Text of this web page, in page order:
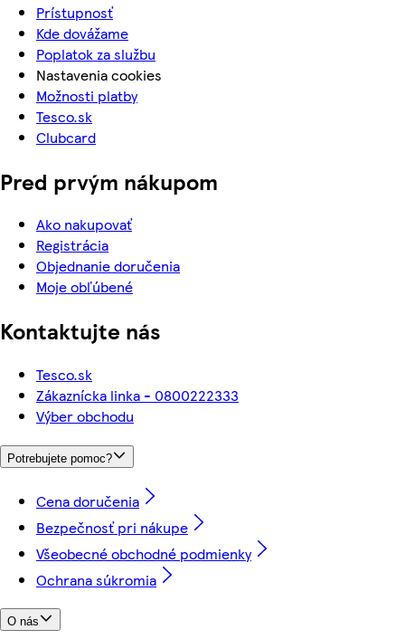
Prístupnosť
Kde dovážame
Poplatok za službu
Nastavenia cookies
Možnosti platby
Tesco.sk
Clubcard
Pred prvým nákupom
Ako nakupovať
Registrácia
Objednanie doručenia
Moje obľúbené
Kontaktujte nás
Tesco.sk
Zákaznícka linka - 0800222333
Výber obchodu
Potrebujete pomoc?
Cena doručenia
Bezpečnosť pri nákupe
Všeobecné obchodné podmienky
Ochrana súkromia
O nás